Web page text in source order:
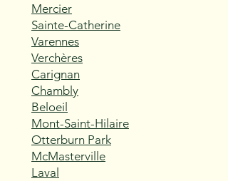
Mercier
Sainte-Catherine
Varennes
Verchères
Carignan
Chambly
Beloeil
Mont-Saint-Hilaire
Otterburn Park
McMasterville
Laval